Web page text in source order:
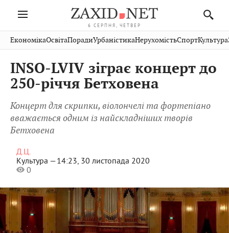
6 СЕРПНЯ, ЧЕТВЕР
Івано-
Франківськ
Тернопіль
Волинь
РівнеСтрий
Хмельницький
Публікації
Авто СловкоКультура
Кіно Дім СпортКраєзнавство
ФотоОсвіта
ЕкономікаОсвітаПорадиУрбаністикаНерухомістьСпортКультура
ІNSO-LVIV зіграє концерт до
250-річчя Бетховена
Концерт для скрипки, віолончелі та фортепіано
вважається одним із найскладніших творів
Бетховена
Д.Ц.
Культура —14:23, 30 листопада 2020
0